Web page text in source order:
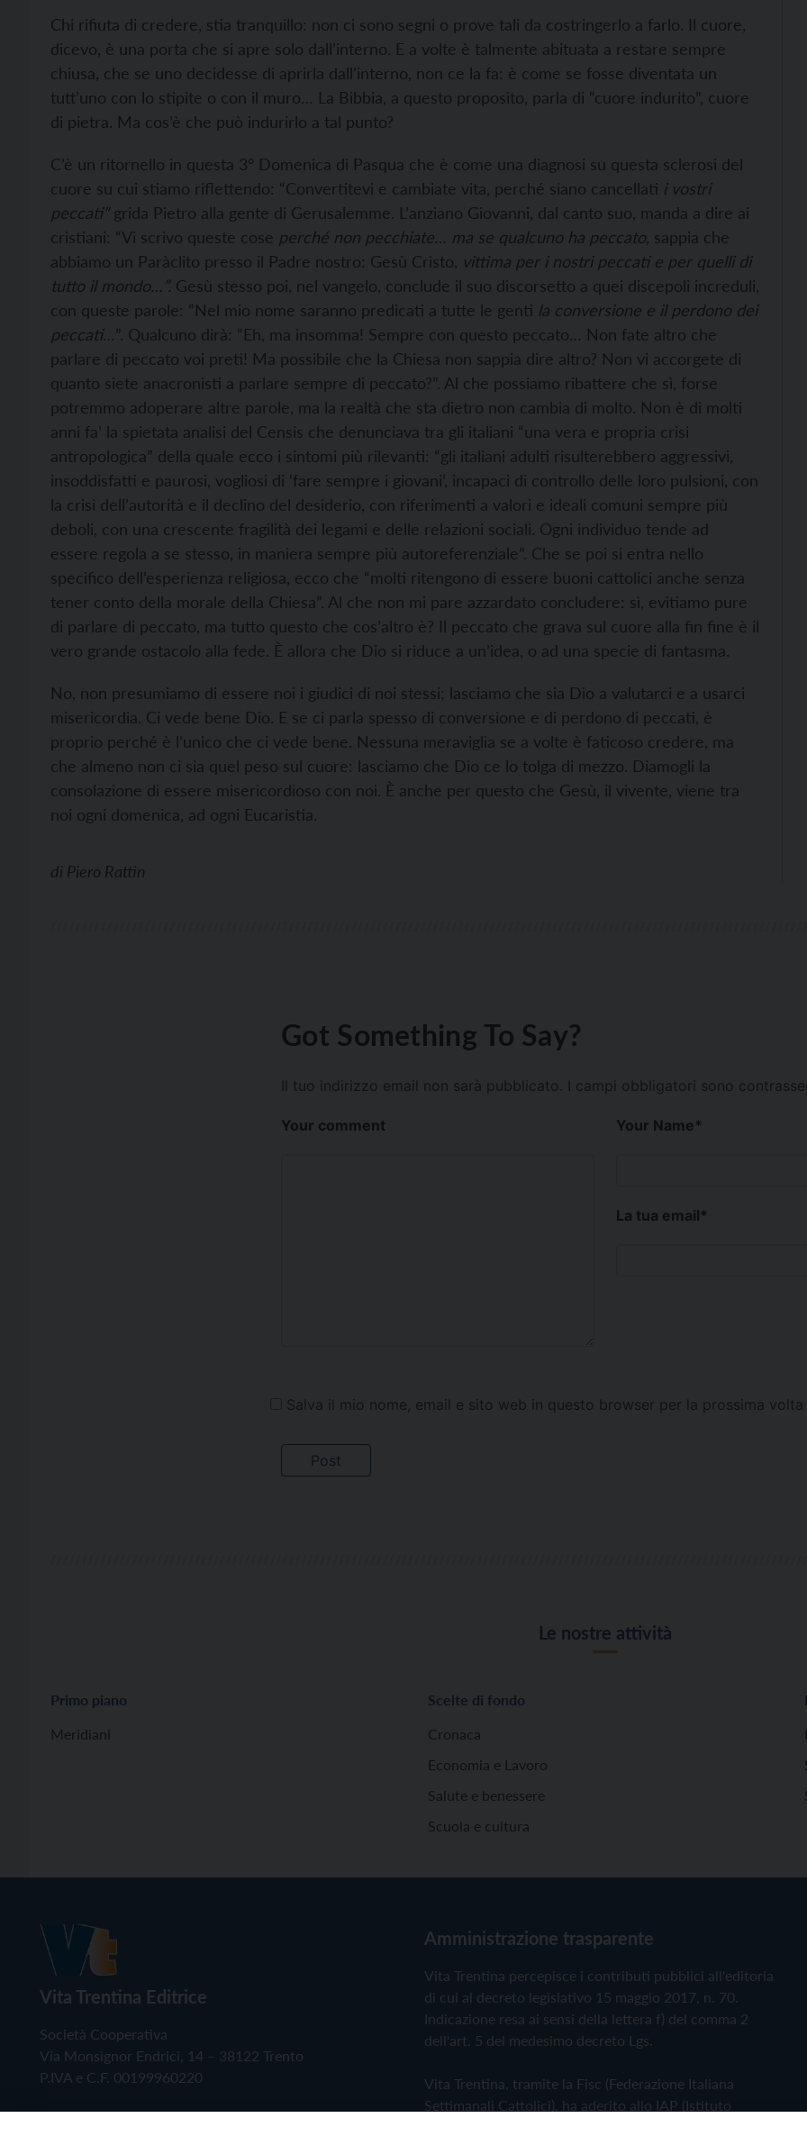
Chi rifiuta di credere, stia tranquillo: non ci sono segni o prove tali da costringerlo a farlo. Il cuore,
dicevo, è una porta che si apre solo dall’interno. E a volte è talmente abituata a restare sempre
chiusa, che se uno decidesse di aprirla dall’interno, non ce la fa: è come se fosse diventata un
tutt’uno con lo stipite o con il muro… La Bibbia, a questo proposito, parla di “cuore indurito”, cuore
di pietra. Ma cos’è che può indurirlo a tal punto?
C’è un ritornello in questa 3° Domenica di Pasqua che è come una diagnosi su questa sclerosi del
cuore su cui stiamo riflettendo: “Convertitevi e cambiate vita, perché siano cancellati i vostri
peccati”grida Pietro alla gente di Gerusalemme. L’anziano Giovanni, dal canto suo, manda a dire ai
cristiani: “Vi scrivo queste cose perché non pecchiate… ma se qualcuno ha peccato, sappia che
abbiamo un Paràclito presso il Padre nostro: Gesù Cristo, vittima per i nostri peccati e per quelli di
tutto il mondo…”. Gesù stesso poi, nel vangelo, conclude il suo discorsetto a quei discepoli increduli,
con queste parole: “Nel mio nome saranno predicati a tutte le genti la conversione e il perdono dei
peccati…”. Qualcuno dirà: “Eh, ma insomma! Sempre con questo peccato… Non fate altro che
parlare di peccato voi preti! Ma possibile che la Chiesa non sappia dire altro? Non vi accorgete di
quanto siete anacronisti a parlare sempre di peccato?”. Al che possiamo ribattere che sì, forse
potremmo adoperare altre parole, ma la realtà che sta dietro non cambia di molto. Non è di molti
anni fa’ la spietata analisi del Censis che denunciava tra gli italiani “una vera e propria crisi
antropologica” della quale ecco i sintomi più rilevanti: “gli italiani adulti risulterebbero aggressivi,
insoddisfatti e paurosi, vogliosi di ‘fare sempre i giovani’, incapaci di controllo delle loro pulsioni, con
la crisi dell’autorità e il declino del desiderio, con riferimenti a valori e ideali comuni sempre più
deboli, con una crescente fragilità dei legami e delle relazioni sociali. Ogni individuo tende ad
essere regola a se stesso, in maniera sempre più autoreferenziale”. Che se poi si entra nello
specifico dell’esperienza religiosa, ecco che “molti ritengono di essere buoni cattolici anche senza
tener conto della morale della Chiesa”. Al che non mi pare azzardato concludere: sì, evitiamo pure
di parlare di peccato, ma tutto questo che cos’altro è? Il peccato che grava sul cuore alla fin fine è il
vero grande ostacolo alla fede. È allora che Dio si riduce a un’idea, o ad una specie di fantasma.
No, non presumiamo di essere noi i giudici di noi stessi; lasciamo che sia Dio a valutarci e a usarci
misericordia. Ci vede bene Dio. E se ci parla spesso di conversione e di perdono di peccati, è
proprio perché è l’unico che ci vede bene. Nessuna meraviglia se a volte è faticoso credere, ma
che almeno non ci sia quel peso sul cuore: lasciamo che Dio ce lo tolga di mezzo. Diamogli la
consolazione di essere misericordioso con noi. È anche per questo che Gesù, il vivente, viene tra
noi ogni domenica, ad ogni Eucaristia.
di Piero Rattin
Got Something To Say?
Il tuo indirizzo email non sarà pubblicato. I campi obbligatori sono
Your comment Your Name*
La tua email*
Salva il mio nome, email e sito web in questo browser per la prossima
Le nostre attività
Primo piano
Meridiani
Scelte di fondo
Cronaca
Economia e Lavoro
Salute e benessere
Scuola e cultura
Vita Trentina Editrice
Società Cooperativa
Via Monsignor Endrici, 14 – 38122 Trento
P.IVA e C.F. 00199960220
Amministrazione trasparente
Vita Trentina percepisce i contributi pubblici all'editoria
di cui al decreto legislativo 15 maggio 2017, n. 70.
Indicazione resa ai sensi della lettera f) del comma 2
dell'art. 5 del medesimo decreto Lgs.
Vita Trentina, tramite la Fisc (Federazione Italiana
Settimanali Cattolici), ha aderito allo IAP (Istituto